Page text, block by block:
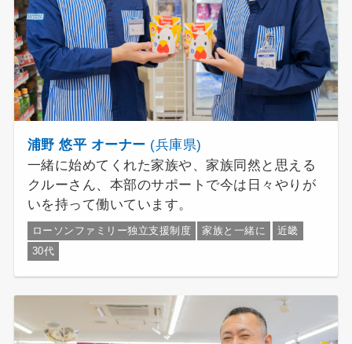
浦野 悠平 オーナー (兵庫県)
一緒に始めてくれた家族や、家族同然と思える
クルーさん、本部のサポートで今は日々やりが
いを持って働いています。
ローソンファミリー独立支援制度 家族と一緒に
近畿
30代